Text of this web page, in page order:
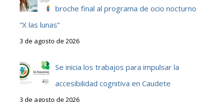
broche final al programa de ocio nocturno
“X las lunas”
3 de agosto de 2026
Se inicia los trabajos para impulsar la
accesibilidad cognitiva en Caudete
3 de agosto de 2026